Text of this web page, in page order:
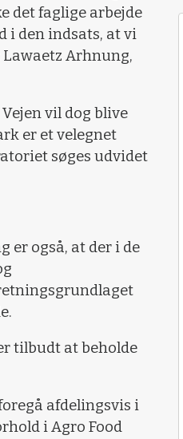
det faglige arbejde
i den indsats, at vi
Arhnung,
vil dog blive
er et velegnet
søges udvidet
er også, at der i de
tilbudt at beholde
afdelingsvis i
i Agro Food